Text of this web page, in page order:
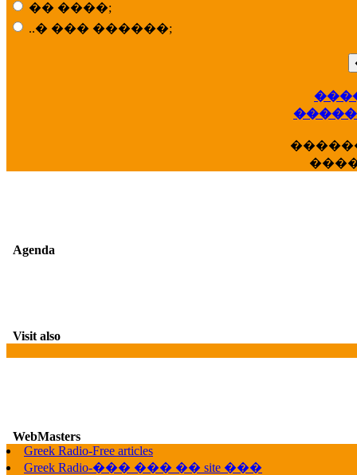
�� ����;
..� ��� ������;
Agenda
Visit also
WebMasters
Greek Radio-Free articles
Greek Radio-��� ��� �� site ���